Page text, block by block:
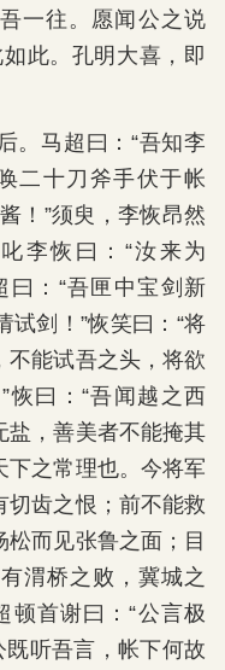
一往。愿闻公之说
此。孔明大喜，即
。马超曰：“吾知李
二十刀斧手伏于帐
！”须臾，李恢昂然
李恢曰：“汝来为
曰：“吾匣中宝剑新
试剑！”恢笑曰：“将
不能试吾之头，将欲
恢曰：“吾闻越之西
盐，善美者不能掩其
下之常理也。今将军
切齿之恨；前不能救
而见张鲁之面；目
渭桥之败，冀城之
顿首谢曰：“公言极
既听吾言，帐下何故